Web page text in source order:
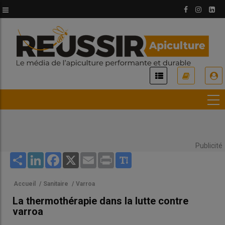
au
contenu
principal
Publicité
Share LinkedInFacebook
X Email Print
Accueil / Sanitaire / Varroa
La thermothérapie dans la lutte contre
varroa